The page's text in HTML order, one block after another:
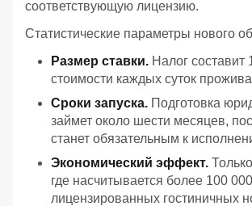
соответствующую лицензию.
Статистические параметры нового
Размер ставки. Налог составит
стоимости каждых суток
Сроки запуска. Подготовка
займет около шести месяцев,
станет обязательным к
Экономический эффект.
где насчитывается более 100 000
лицензированных гостиничных